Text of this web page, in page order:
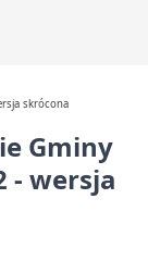
skrócona
Gminy
- wersja